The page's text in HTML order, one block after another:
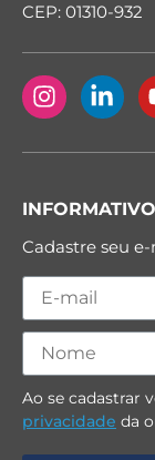
CEP: 01310-932
Cadastre seu
Ao se cadastrar
privacidade da